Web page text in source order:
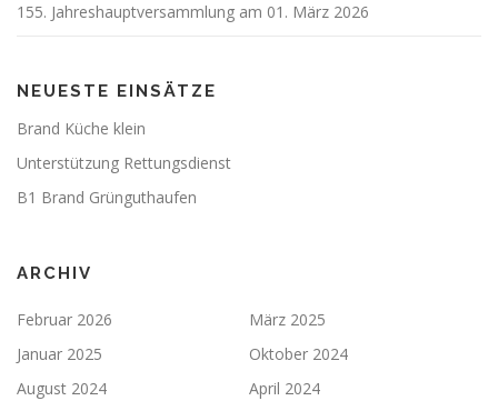
155. Jahreshauptversammlung am 01. März 2026
NEUESTE EINSÄTZE
Brand Küche klein
Unterstützung Rettungsdienst
B1 Brand Grünguthaufen
ARCHIV
Februar 2026
März 2025
Januar 2025
Oktober 2024
August 2024
April 2024